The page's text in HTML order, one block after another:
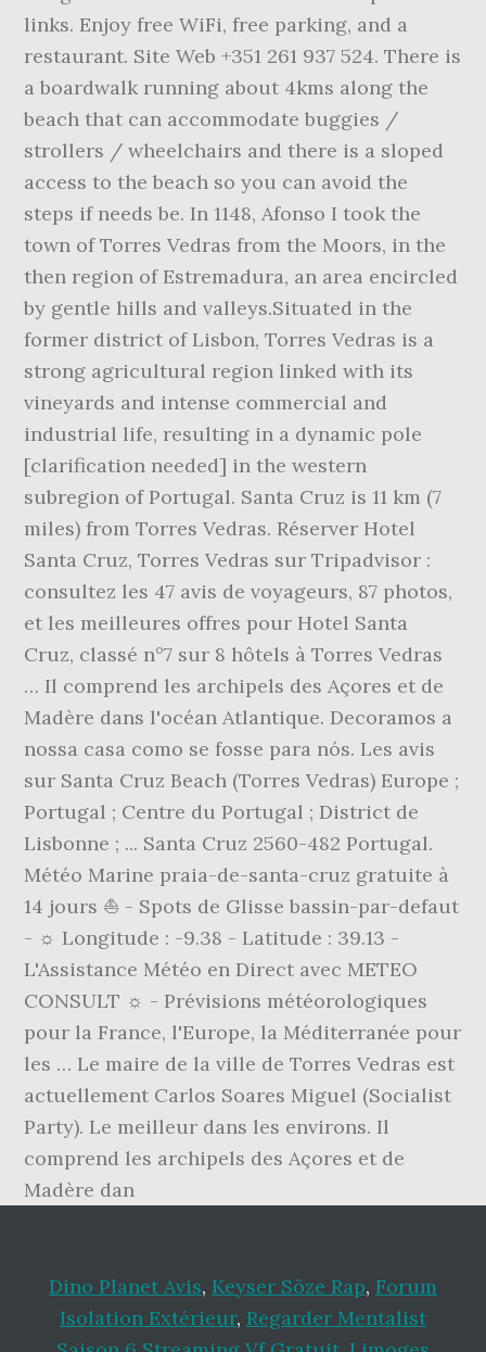
links. Enjoy free WiFi, free parking, and a
restaurant. Site Web +351 261 937 524. There is
a boardwalk running about 4kms along the
beach that can accommodate buggies /
strollers / wheelchairs and there is a sloped
access to the beach so you can avoid the
steps if needs be. In 1148, Afonso I took the
town of Torres Vedras from the Moors, in the
then region of Estremadura, an area encircled
by gentle hills and valleys.Situated in the
former district of Lisbon, Torres Vedras is a
strong agricultural region linked with its
vineyards and intense commercial and
industrial life, resulting in a dynamic pole
[clarification needed] in the western
subregion of Portugal. Santa Cruz is 11 km (7
miles) from Torres Vedras. Réserver Hotel
Santa Cruz, Torres Vedras sur Tripadvisor :
consultez les 47 avis de voyageurs, 87 photos,
et les meilleures offres pour Hotel Santa
Cruz, classé n°7 sur 8 hôtels à Torres Vedras
… Il comprend les archipels des Açores et de
Madère dans l'océan Atlantique. Decoramos a
nossa casa como se fosse para nós. Les avis
sur Santa Cruz Beach (Torres Vedras) Europe ;
Portugal ; Centre du Portugal ; District de
Lisbonne ; ... Santa Cruz 2560-482 Portugal.
Météo Marine praia-de-santa-cruz gratuite à
14 jours ⛵ - Spots de Glisse bassin-par-defaut
- ☼ Longitude : -9.38 - Latitude : 39.13 -
L'Assistance Météo en Direct avec METEO
CONSULT ☼ - Prévisions météorologiques
pour la France, l'Europe, la Méditerranée pour
les … Le maire de la ville de Torres Vedras est
actuellement Carlos Soares Miguel (Socialist
Party). Le meilleur dans les environs. Il
comprend les archipels des Açores et de
Madère dan
Dino Planet Avis, Keyser Söze Rap, Forum
Isolation Extérieur, Regarder Mentalist